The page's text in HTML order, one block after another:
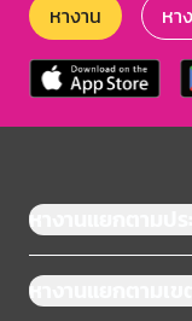
หางาน หา
หางานแยกตามประ
หางานแยกตามเข